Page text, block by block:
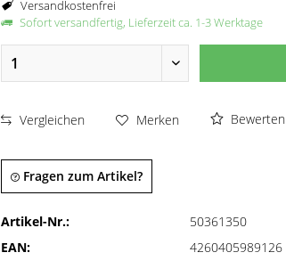
Versandkostenfrei
Sofort versandfertig, Lieferzeit ca. 1-3 Werktage
Vergleichen Merken Bewerten
Fragen zum Artikel?
Artikel-Nr.:
50361350
EAN:
4260405989126